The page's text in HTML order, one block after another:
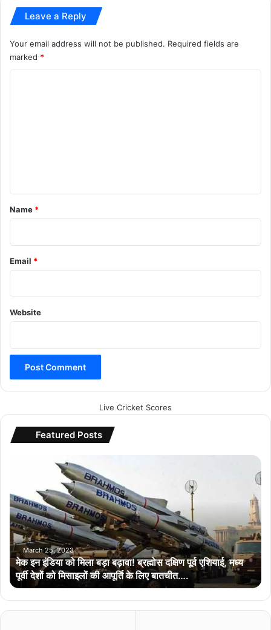
Leave a Reply
Your email address will not be published. Required fields are
marked *
*
Name *
Email *
Website
Live Cricket Scores
Featured Posts
न
इं
डि
या
को
मि
ला
ब
ड़ा
March 25, 2023
मेक इन इंडिया को मिला बड़ा बढ़ावा! ब्रह्मोस दक्षिण पूर्व एशियाई, मध्य
पूर्वी देशों को मिसाइलों की आपूर्ति के लिए बातचीत….